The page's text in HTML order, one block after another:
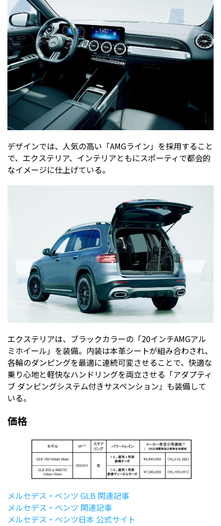
デザインでは、人気の高い「AMGライン」を採用すること
で、エクステリア、インテリアともにスポーティで都会的
なイメージに仕上げている。
エクステリアは、ブラックカラーの「20インチAMGアル
ミホイール」を装備。内装は本革シートが組み合わされ、
各輪のダンピングを最適に連続可変させることで、快適な
乗り心地と軽快なハンドリングを両立させる「アダプティ
ブ ダンピングシステム付きサスペンション」も装備して
いる。
価格
メルセデス・ベンツ GLB 関連記事
メルセデス・ベンツ 関連記事
メルセデス・ベンツ日本 公式サイト